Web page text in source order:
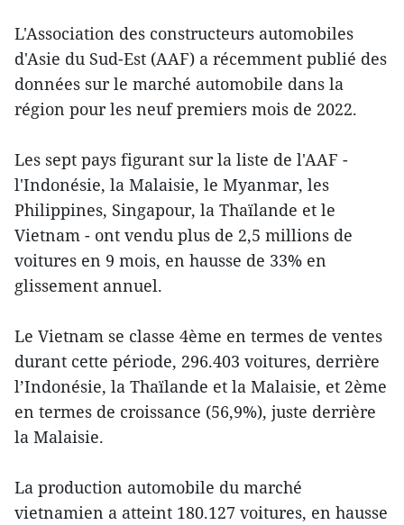
L'Association des constructeurs automobiles
d'Asie du Sud-Est (AAF) a récemment publié des
données sur le marché automobile dans la
région pour les neuf premiers mois de 2022.
Les sept pays figurant sur la liste de l'AAF -
l'Indonésie, la Malaisie, le Myanmar, les
Philippines, Singapour, la Thaïlande et le
Vietnam - ont vendu plus de 2,5 millions de
voitures en 9 mois, en hausse de 33% en
glissement annuel.
Le Vietnam se classe 4ème en termes de ventes
durant cette période, 296.403 voitures, derrière
l’Indonésie, la Thaïlande et la Malaisie, et 2ème
en termes de croissance (56,9%), juste derrière
la Malaisie.
La production automobile du marché
vietnamien a atteint 180.127 voitures, en hausse